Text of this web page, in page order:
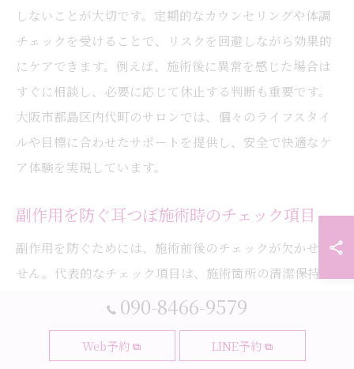
しないことが大切です。定期的なカウンセリングや体調
チェックを受けることで、リスクを回避しながら効果的
にケアできます。例えば、施術後に異常を感じた場合は
すぐに相談し、必要に応じて休止する判断も重要です。
大阪市都島区内代町のサロンでは、個々のライフスタイ
ルや目標に合わせたサポートを提供し、安全で快適なケ
ア体験を実現しています。
副作用を防ぐ耳つぼ施術時のチェック項目
副作用を防ぐためには、施術前後のチェックが欠かせま
せん。代表的なチェック項目は、施術箇所の清潔保持、
異常の有無確認、アレルギー反応の有無、体調の変化観
は赤みやかゆみがないかを確認します。これらの手順を
090-8466-9579
Web予約 LINE予約